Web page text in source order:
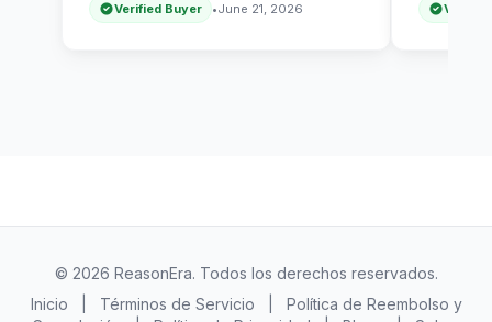
Verified Buyer •June 21, 2026
© 2026 ReasonEra. Todos los derechos reservados.
Inicio
Términos de Servicio
Política de Reembolso y